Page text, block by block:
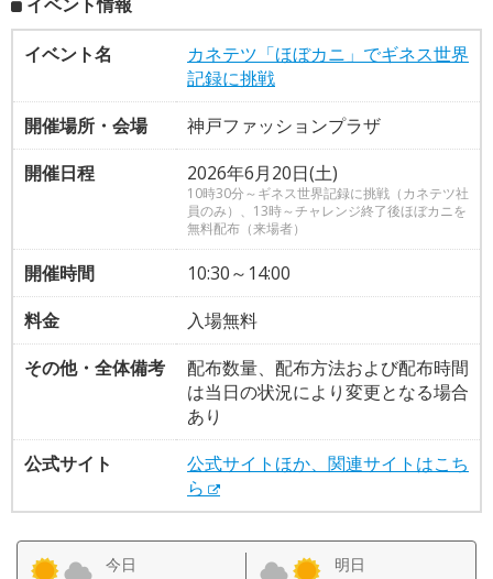
イベント名
カネテツ「ほぼカニ」でギネス世界
記録に挑戦
開催場所・会場
神戸ファッションプラザ
開催日程
2026年6月20日(土)
10時30分～ギネス世界記録に挑戦（カネテツ社
員のみ）、13時～チャレンジ終了後ほぼカニを
無料配布（来場者）
開催時間
10:30～14:00
料金
入場無料
その他・全体備考
配布数量、配布方法および配布時間
は当日の状況により変更となる場合
あり
公式サイト
公式サイトほか、関連サイトはこち
ら
今日 明日